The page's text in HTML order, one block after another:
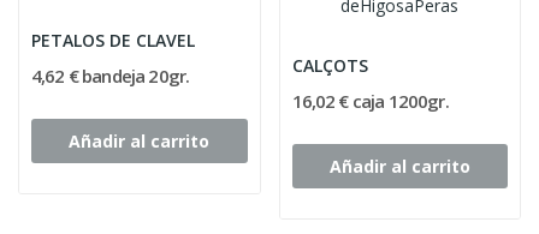
PETALOS DE CLAVEL
4,62 € bandeja 20gr.
Añadir al carrito
CALÇOTS
16,02 € caja 1200gr.
Añadir al carrito